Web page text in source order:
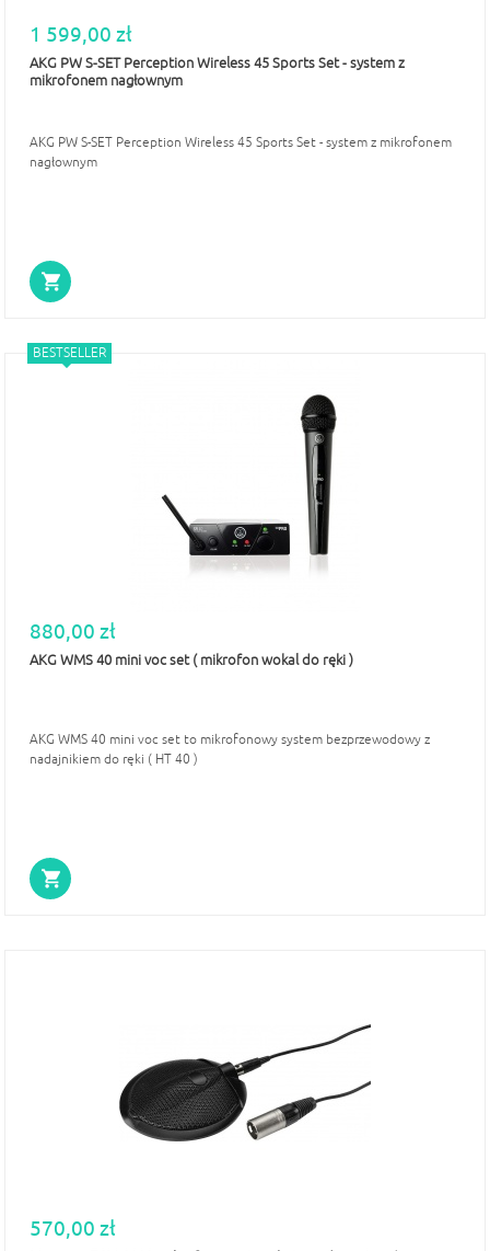
1 599,00 zł
AKG PW S-SET Perception Wireless 45 Sports Set - system z
mikrofonem nagłownym
AKG PW S-SET Perception Wireless 45 Sports Set - system z mikrofonem
nagłownym
BESTSELLER
880,00 zł
AKG WMS 40 mini voc set ( mikrofon wokal do ręki )
AKG WMS 40 mini voc set to mikrofonowy system bezprzewodowy z
nadajnikiem do ręki ( HT 40 )
570,00 zł